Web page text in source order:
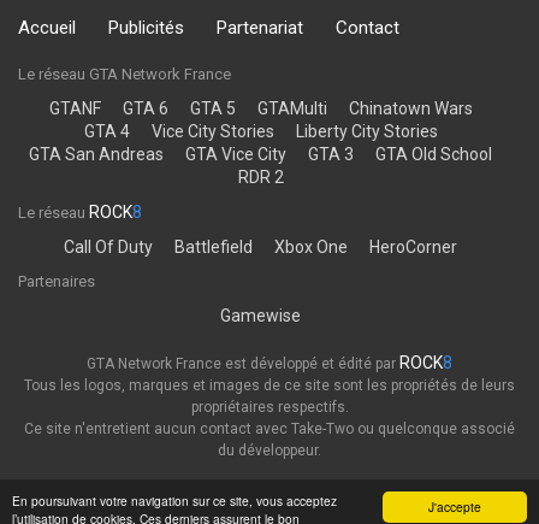
J'accepte
En poursuivant votre navigation sur ce site, vous acceptez
l’utilisation de cookies. Ces derniers assurent le bon
Accueil Publicités Partenariat Contact
Le réseau GTA Network France
GTANF GTA 6 GTA 5 GTAMulti
Chinatown Wars
GTA 4
Vice City Stories
Liberty City Stories
GTA San Andreas
GTA Vice City GTA 3
GTA Old School
RDR 2
Le réseau ROCK8
Call Of Duty
Battlefield Xbox One HeroCorner
Partenaires
Gamewise
GTA Network France est développé et édité par ROCK8
Tous les logos, marques et images de ce site sont les propriétés de leurs
propriétaires respectifs.
Ce site n'entretient aucun contact avec Take-Two ou quelconque associé
du développeur.
Thème Politique de confidentialité